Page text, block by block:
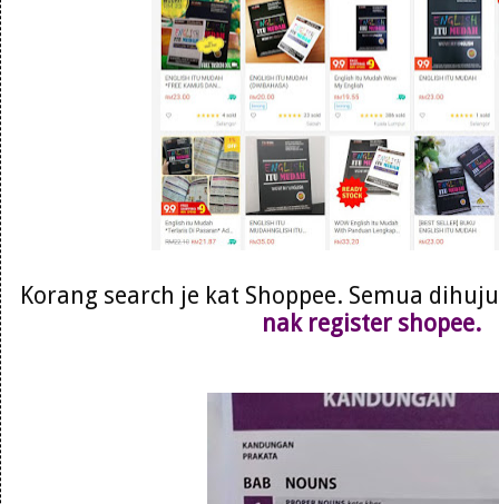
Korang search je kat Shoppee. Semua
nak register shopee.